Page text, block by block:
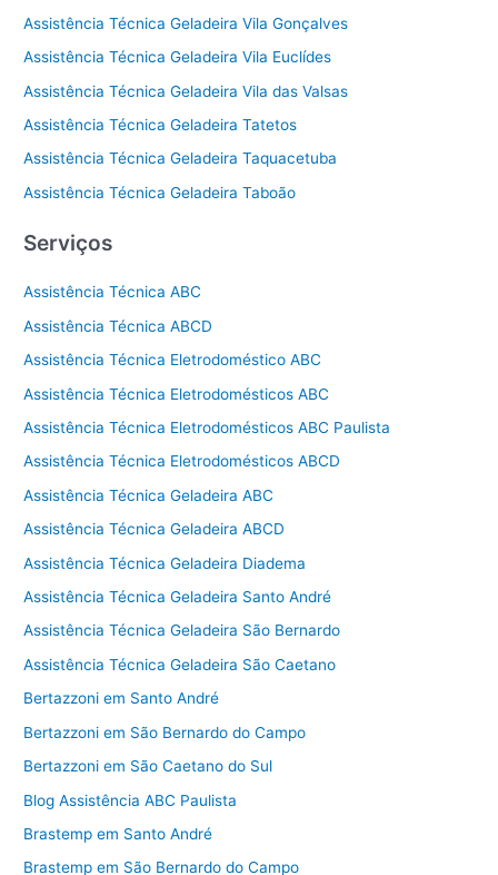
Assistência Técnica Geladeira Vila Gonçalves
Assistência Técnica Geladeira Vila Euclídes
Assistência Técnica Geladeira Vila das Valsas
Assistência Técnica Geladeira Tatetos
Assistência Técnica Geladeira Taquacetuba
Assistência Técnica Geladeira Taboão
Serviços
Assistência Técnica ABC
Assistência Técnica ABCD
Assistência Técnica Eletrodoméstico ABC
Assistência Técnica Eletrodomésticos ABC
Assistência Técnica Eletrodomésticos ABC Paulista
Assistência Técnica Eletrodomésticos ABCD
Assistência Técnica Geladeira ABC
Assistência Técnica Geladeira ABCD
Assistência Técnica Geladeira Diadema
Assistência Técnica Geladeira Santo André
Assistência Técnica Geladeira São Bernardo
Assistência Técnica Geladeira São Caetano
Bertazzoni em Santo André
Bertazzoni em São Bernardo do Campo
Bertazzoni em São Caetano do Sul
Blog Assistência ABC Paulista
Brastemp em Santo André
Brastemp em São Bernardo do Campo